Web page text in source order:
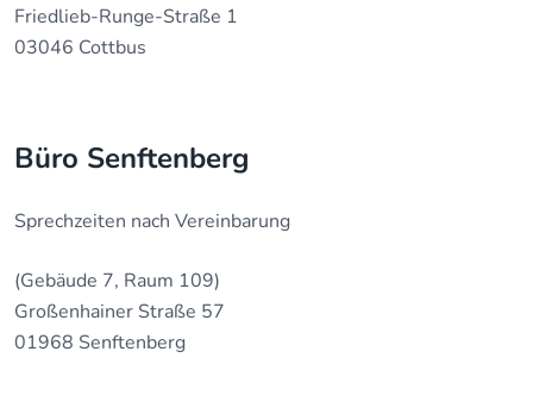
Friedlieb-Runge-Straße 1
03046 Cottbus
Büro Senftenberg
Sprechzeiten nach Vereinbarung
(Gebäude 7, Raum 109)
Großenhainer Straße 57
01968 Senftenberg